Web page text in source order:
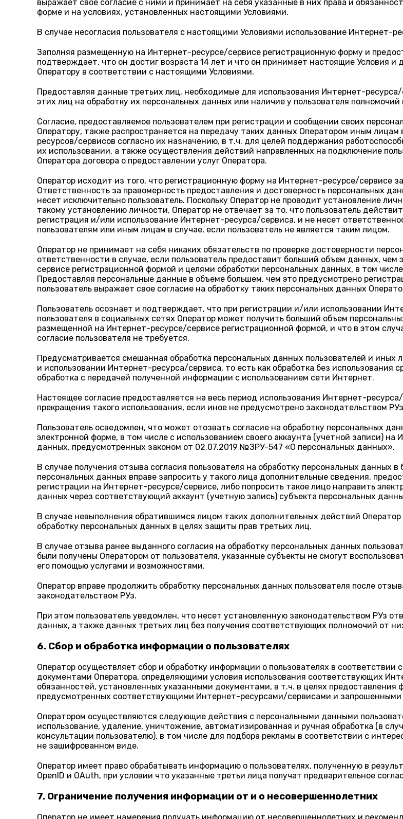
выражает свое согласие с ними и принимает на себя указанные в них права и
форме и на условиях, установленных настоящими Условиями.
В случае несогласия пользователя с настоящими Условиями использование Интернет-
Заполняя размещенную на Интернет-ресурсе/сервисе регистрационную форму и
подтверждает, что он достиг возраста 14 лет и что он принимает настоящие Условия и
Оператору в соответствии с настоящими Условиями.
Предоставляя данные третьих лиц, необходимые для использования Интернет-
этих лиц на обработку их персональных данных или наличие у пользователя
Согласие, предоставляемое пользователем при регистрации и сообщении своих
Оператору, также распространяется на передачу таких данных Оператором иным
ресурсов/сервисов согласно их назначению, в т.ч. для целей поддержания
их использовании, а также осуществления действий направленных на подключение
Оператора договора о предоставлении услуг Оператора.
Оператор исходит из того, что регистрационную форму на Интернет-ресурсе/сервисе
Ответственность за правомерность предоставления и достоверность персональных
несет исключительно пользователь. Поскольку Оператор не проводит установление
такому установлению личности, Оператор не отвечает за то, что пользователь
регистрация и/или использование Интернет-ресурса/сервиса, и не несет
пользователям или иным лицам в случае, если пользователь не является таким лицом.
Оператор не принимает на себя никаких обязательств по проверке достоверности
ответственности в случае, если пользователь предоставит больший объем данных,
сервисе регистрационной формой и целями обработки персональных данных, в том
Предоставляя персональные данные в объеме большем, чем это предусмотрено
пользователь выражает свое согласие на обработку таких персональных данных
Пользователь осознает и подтверждает, что при регистрации и/или использовании
пользователя в социальных сетях Оператор может получить больший объем
размещенной на Интернет-ресурсе/сервисе регистрационной формой, и что в этом
согласие пользователя не требуется.
Предусматривается смешанная обработка персональных данных пользователей и иных
и использовании Интернет-ресурса/сервиса, то есть как обработка без использования
обработка с передачей полученной информации с использованием сети Интернет.
Настоящее согласие предоставляется на весь период использования Интернет-
прекращения такого использования, если иное не предусмотрено законодательством
Пользователь осведомлен, что может отозвать согласие на обработку персональных
электронной форме, в том числе с использованием своего аккаунта (учетной записи)
данных, предусмотренных законом от 02.07.2019 №ЗРУ-547 «О персональных данных».
В случае получения отзыва согласия пользователя на обработку персональных
персональных данных вправе запросить у такого лица дополнительные сведения,
регистрации на Интернет-ресурсе/сервисе, либо попросить такое лицо направить
данных через соответствующий аккаунт (учетную запись) субъекта персональных
В случае невыполнения обратившимся лицом таких дополнительных действий Оператор
обработку персональных данных в целях защиты прав третьих лиц.
В случае отзыва ранее выданного согласия на обработку персональных данных
были получены Оператором от пользователя, указанные субъекты не смогут
его помощью услугами и возможностями.
Оператор вправе продолжить обработку персональных данных пользователя после
законодательством РУз.
При этом пользователь уведомлен, что несет установленную законодательством РУз
данных, а также данных третьих лиц без получения соответствующих полномочий от
6. Сбор и обработка информации о пользователях
Оператор осуществляет сбор и обработку информации о пользователях в
документами Оператора, определяющими условия использования соответствующих
обязанностей, установленных указанными документами, в т.ч. в целях предоставления
предусмотренных соответствующими Интернет-ресурсами/сервисами и запрошенными
Оператором осуществляются следующие действия с персональными данными
использование, удаление, уничтожение, автоматизированная и ручная обработка (в
консультации пользователю), в том числе для подбора рекламы в соответствии с
не зашифрованном виде.
Оператор имеет право обрабатывать информацию о пользователях, полученную в
OpenID и OAuth, при условии что указанные третьи лица получат предварительное
7. Ограничение получения информации от и о несовершеннолетних